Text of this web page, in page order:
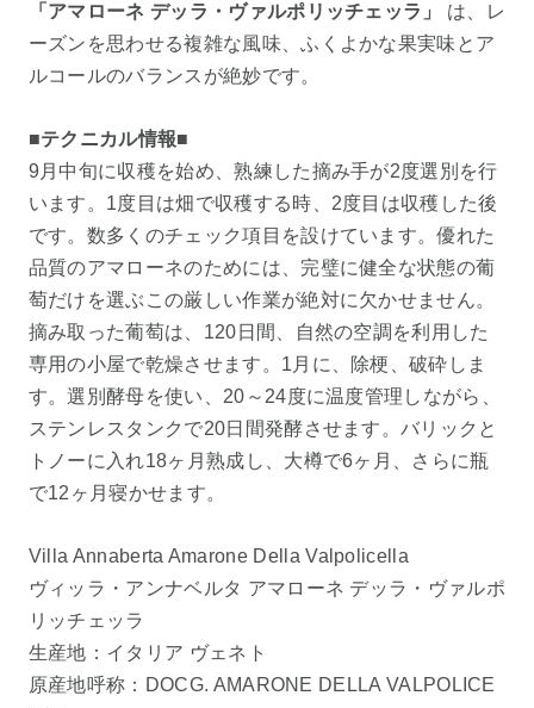
「アマローネ デッラ・ヴァルポリッチェッラ」
は、レ
ーズンを思わせる複雑な風味、ふくよかな果実味とア
ルコールのバランスが絶妙です。
■テクニカル情報■
9月中旬に収穫を始め、熟練した摘み手が2度選別を行
います。1度目は畑で収穫する時、2度目は収穫した後
です。数多くのチェック項目を設けています。優れた
品質のアマローネのためには、完璧に健全な状態の葡
萄だけを選ぶこの厳しい作業が絶対に欠かせません。
摘み取った葡萄は、120日間、自然の空調を利用した
専用の小屋で乾燥させます。1月に、除梗、破砕しま
す。選別酵母を使い、20～24度に温度管理しながら、
ステンレスタンクで20日間発酵させます。バリックと
トノーに入れ18ヶ月熟成し、大樽で6ヶ月、さらに瓶
で12ヶ月寝かせます。
Villa Annaberta Amarone Della Valpolicella
ヴィッラ・アンナベルタ アマローネ デッラ・ヴァルポ
リッチェッラ
生産地：イタリア ヴェネト
原産地呼称：DOCG. AMARONE DELLA VALPOLICE